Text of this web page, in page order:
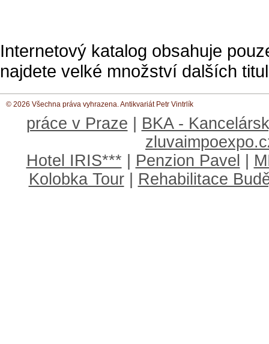
Internetový katalog obsahuje
najdete velké množství dalších
© 2026 Všechna práva vyhrazena. Antikvariát Petr Vintrlík
práce v Praze
BKA -
Hotel IRIS***
Penzion Pavel
Kolobka Tour
Rehabilitace